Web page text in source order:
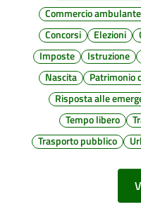
Commercio ambulante
Concorsi
Elezioni
Imposte
Istruzione
Nascita
Patrimonio
Risposta alle
Tempo libero
Trasporto pubblico